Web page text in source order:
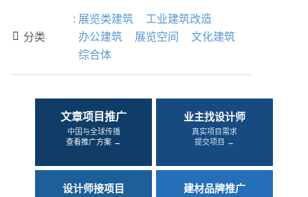
 分类
: 展览类建筑
工业建筑改造
办公建筑
展览空间
文化建筑
综合体
文章项目推广
中国与全球传播
查看推广方案 →
业主找设计师
真实项目需求
提交项目 →
设计师接项目 建材品牌推广